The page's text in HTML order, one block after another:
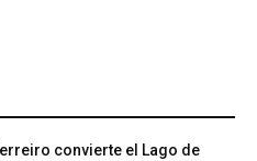
convierte el Lago de